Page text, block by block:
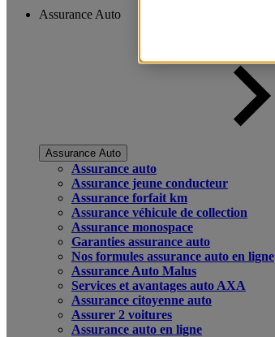
Assurance Auto
Assurance Auto
Assurance auto
Assurance jeune conducteur
Assurance forfait km
Assurance véhicule de collection
Assurance monospace
Garanties assurance auto
Nos formules assurance auto en ligne
Assurance Auto Malus
Services et avantages auto AXA
Assurance citoyenne auto
Assurer 2 voitures
Assurance auto en ligne